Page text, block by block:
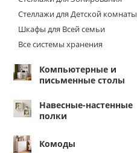
Стеллажи для Детской комнаты
Шкафы для Всей семьи
Все системы хранения
Компьютерные и
письменные столы
Навесные-настенные
полки
Комоды